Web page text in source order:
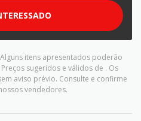
itens apresentados poderão
sugeridos e válidos de . Os
aviso prévio. Consulte e confirme
vendedores.